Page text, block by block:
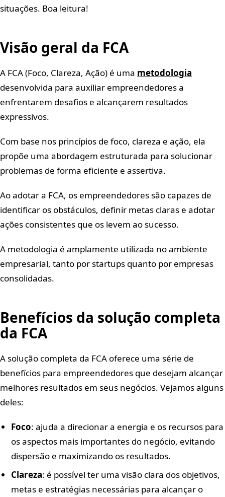
situações. Boa leitura!
Visão geral da FCA
A FCA (Foco, Clareza, Ação) é uma metodologia
desenvolvida para auxiliar empreendedores a
enfrentarem desafios e alcançarem resultados
expressivos.
Com base nos princípios de foco, clareza e ação, ela
propõe uma abordagem estruturada para solucionar
problemas de forma eficiente e assertiva.
Ao adotar a FCA, os empreendedores são capazes de
identificar os obstáculos, definir metas claras e adotar
ações consistentes que os levem ao sucesso.
A metodologia é amplamente utilizada no ambiente
empresarial, tanto por startups quanto por empresas
consolidadas.
Benefícios da solução completa
da FCA
A solução completa da FCA oferece uma série de
benefícios para empreendedores que desejam alcançar
melhores resultados em seus negócios. Vejamos alguns
deles:
Foco: ajuda a direcionar a energia e os recursos para
os aspectos mais importantes do negócio, evitando
dispersão e maximizando os resultados.
Clareza: é possível ter uma visão clara dos objetivos,
metas e estratégias necessárias para alcançar o